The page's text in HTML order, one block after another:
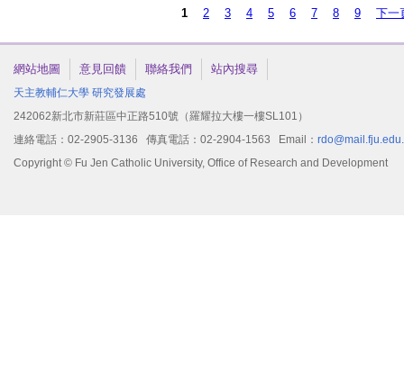
2.各單位須於114年11月28日(五)PM4:30前，提交本申請表至研發處∕校發中心
3.單據繳交時程說明：12/1-12/10產生之單據，必須於2日內將核銷憑證送至
日(五) PM4:30前將核銷憑證送至研發處。
4.當年度因逾期未完成核銷案件，將退還請各單位自行處理。
三、本公告信敬請轉知所屬單位承辦人周知。
1 2 3 4 5 6 7 8 9 下一
網站地圖 意見回饋 聯絡我們 站內搜尋
天主教輔仁大學 研究發展處
242062新北市新莊區中正路510號（羅耀拉大樓一樓SL101）
連絡電話：02-2905-3136 傳真電話：02-2904-1563 Email：
Copyright © Fu Jen Catholic University, Office of Research and Development